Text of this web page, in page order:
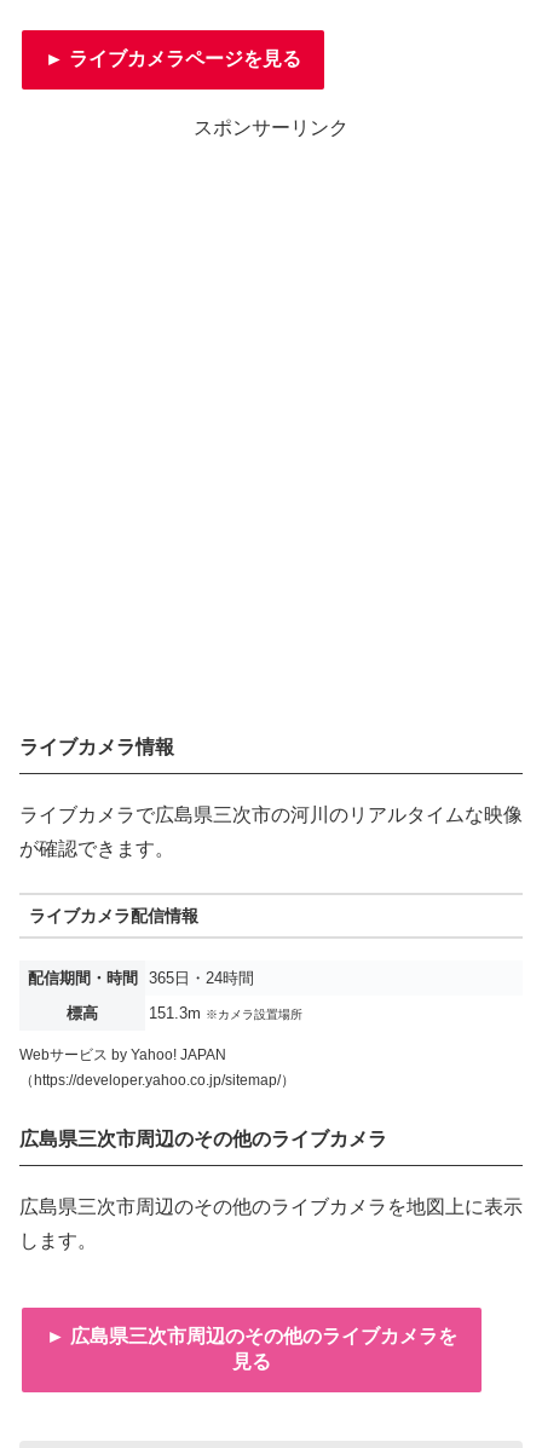
► ライブカメラページを見る
スポンサーリンク
ライブカメラ情報
ライブカメラで広島県三次市の河川のリアルタイムな映像
が確認できます。
ライブカメラ配信情報
配信期間・時間
365日・24時間
標高
151.3m ※カメラ設置場所
Webサービス by Yahoo! JAPAN
（https://developer.yahoo.co.jp/sitemap/）
広島県三次市周辺のその他のライブカメラ
広島県三次市周辺のその他のライブカメラを地図上に表示
します。
► 広島県三次市周辺のその他のライブカメラを
見る